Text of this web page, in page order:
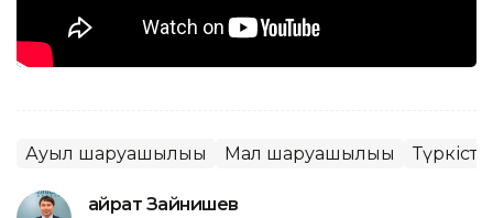
Ауыл шаруашылығы Мал шаруашылығы
Қайрат Зайнишев